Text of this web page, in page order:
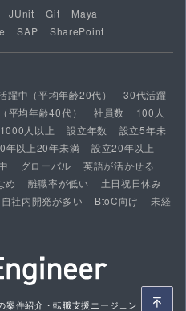
JUnit Git
Maya
SAP SharePoint
躍中（平均年齢20代）
30代活躍
平均年齢40代） 社員数
100人
1000人以上 設立年数
設立5年未
年以上20年未満
設立20年以上
グローバル
英語が活かせる
め 離職率が低い
土日祝日休み
自社内開発が多い BtoC向け
未経
件紹介・転職支援エージェント